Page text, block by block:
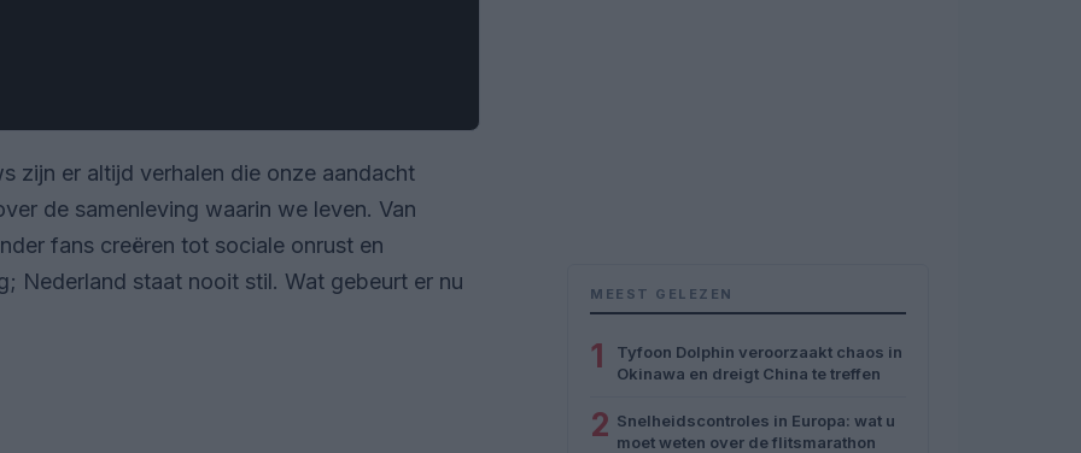
zijn er altijd verhalen die onze aandacht
de samenleving waarin we leven. Van
fans creëren tot sociale onrust en
Nederland staat nooit stil. Wat gebeurt er nu
MEEST GELEZEN
1
Tyfoon Dolphin veroorzaakt chaos in
Okinawa en dreigt China te treffen
2 Snelheidscontroles in Europa: wat u
moet weten over de flitsmarathon